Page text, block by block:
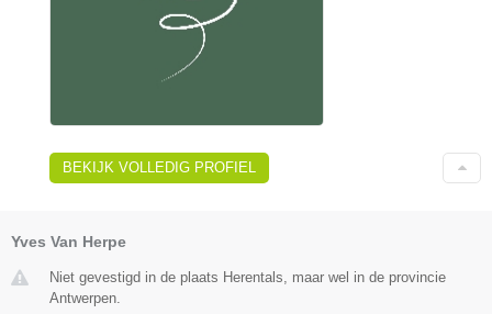
BEKIJK VOLLEDIG PROFIEL
Yves Van Herpe
Niet gevestigd in de plaats Herentals, maar wel in de provincie
Antwerpen.